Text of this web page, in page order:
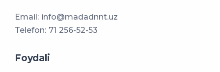
Email: info@madadnnt.uz
Telefon: 71 256-52-53
Foydali